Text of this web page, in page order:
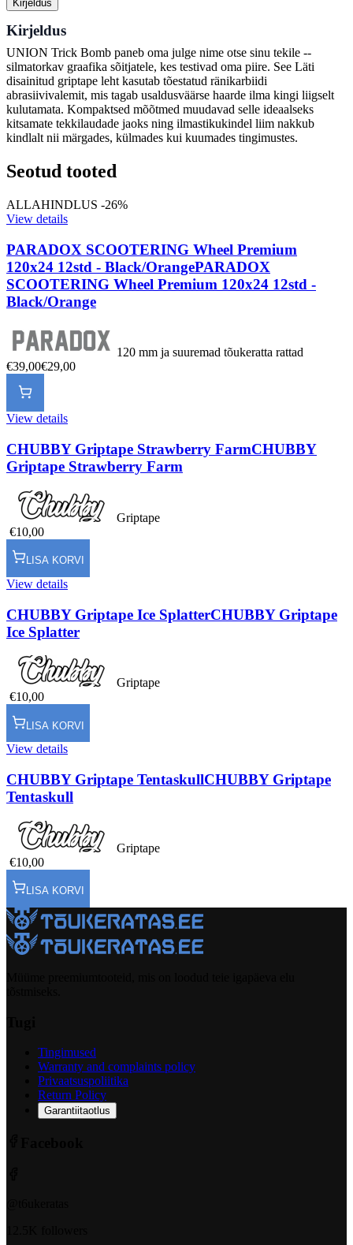
Kirjeldus
Kirjeldus
UNION Trick Bomb paneb oma julge nime otse sinu tekile --
silmatorkav graafika sõitjatele, kes testivad oma piire. See Läti
disainitud griptape leht kasutab tõestatud ränikarbiidi
abrasiivivalemit, mis tagab usaldusväärse haarde ilma kingi liigselt
kulutamata. Kompaktsed mõõtmed muudavad selle ideaalseks
kitsamate tekkilaudade jaoks ning ilmastikukindel liim nakkub
kindlalt nii märgades, külmades kui kuumades tingimustes.
Seotud tooted
ALLAHINDLUS -26%
View details
PARADOX SCOOTERING Wheel Premium
120x24 12std - Black/OrangePARADOX
SCOOTERING Wheel Premium 120x24 12std -
Black/Orange
120 mm ja suuremad tõukeratta rattad
€39,00€29,00
View details
CHUBBY Griptape Strawberry FarmCHUBBY
Griptape Strawberry Farm
Griptape
€10,00
LISA KORVI
View details
CHUBBY Griptape Ice SplatterCHUBBY Griptape
Ice Splatter
Griptape
€10,00
LISA KORVI
View details
CHUBBY Griptape TentaskullCHUBBY Griptape
Tentaskull
Griptape
€10,00
LISA KORVI
Tingimused
Warranty and complaints policy
Privaatsuspoliitika
Return Policy
Garantiitaotlus